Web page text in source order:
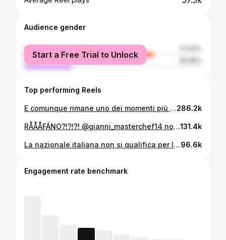
Audience gender
female
male
Start a Free Trial to Unlock
Top performing Reels
E comunque rimane uno dei momenti più alti di #MasterChefIt ✈️286.2k
RÅÅÅFÁNO?!?!?! @gianni_masterchef14 non ci dimenticheremo facilmente 🥲 #MasterChefIt131.4k
La nazionale italiana non si qualifica per la terza volta.. Rimangono i ricordi. 🇮🇹 #azzurri #calcio #italia #pov #perte96.6k
Engagement rate benchmark